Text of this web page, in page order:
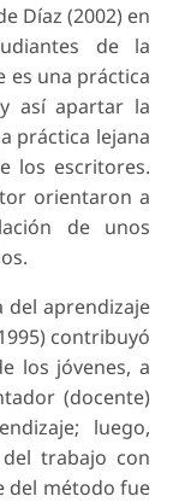
Díaz (2002) en
de la
es una práctica
así apartar la
práctica lejana
los escritores.
orientaron a
de unos
del aprendizaje
contribuyó
los jóvenes, a
(docente)
luego,
trabajo con
del método fue